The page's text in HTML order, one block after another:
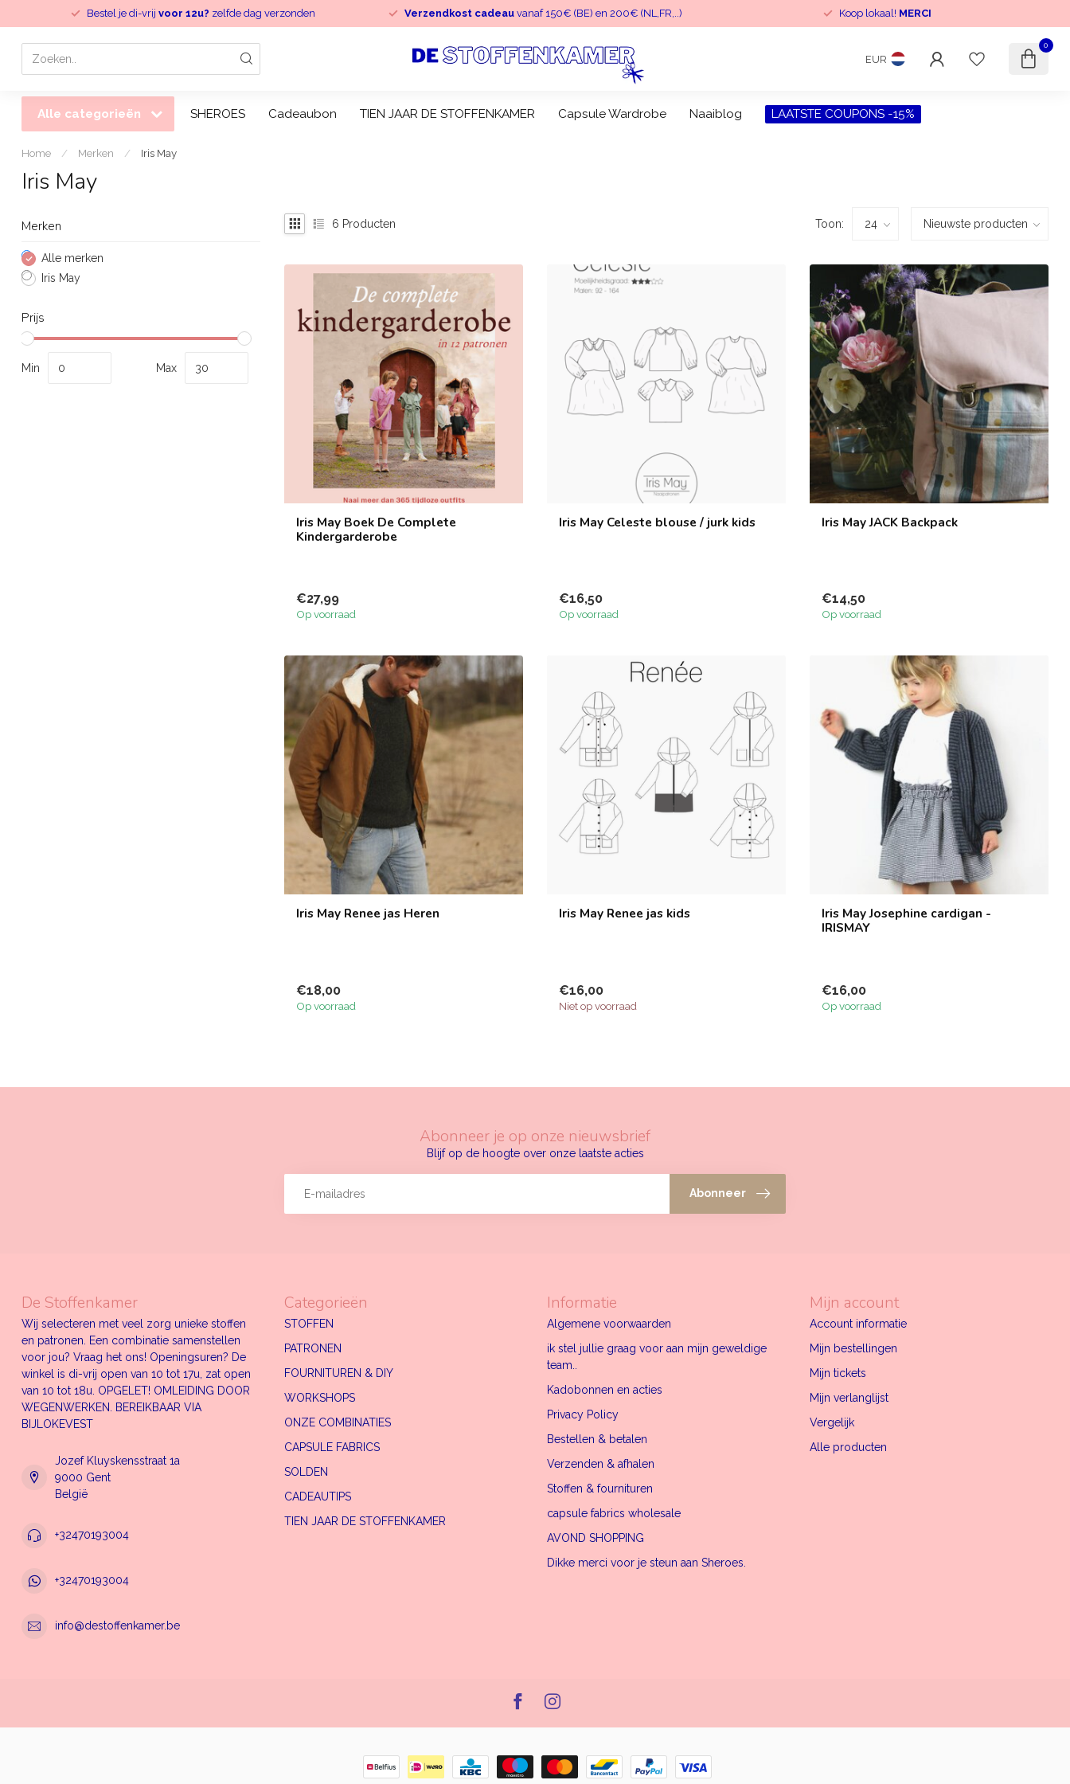
Bestel je di-vrij voor 12u? zelfde dag verzonden Verzendkost cadeauvanaf 150€ (BE) en 200€ (NL,FR,..) Koop lokaal! MERCI
EUR
0
Alle categorieën SHEROES Cadeaubon TIEN JAAR DE STOFFENKAMER Capsule Wardrobe Naaiblog LAATSTE COUPONS -15%
Home / Merken / Iris May
Iris May
Merken
Alle merken
Iris May
Prijs
Min Max
6 Producten Toon:
Iris May Boek De Complete
Kindergarderobe
€27,99
Op voorraad
Iris May Celeste blouse / jurk kids
€16,50
Op voorraad
Iris May JACK Backpack
€14,50
Op voorraad
Iris May Renee jas Heren
€18,00
Op voorraad
Iris May Renee jas kids
€16,00
Niet op voorraad
Iris May Josephine cardigan -
IRISMAY
€16,00
Op voorraad
Abonneer je op onze nieuwsbrief
Blijf op de hoogte over onze laatste acties
Abonneer
De Stoffenkamer
Wij selecteren met veel zorg unieke stoffen
en patronen. Een combinatie samenstellen
voor jou? Vraag het ons! Openingsuren? De
winkel is di-vrij open van 10 tot 17u, zat open
van 10 tot 18u. OPGELET! OMLEIDING DOOR
WEGENWERKEN. BEREIKBAAR VIA
BIJLOKEVEST
Jozef Kluyskensstraat 1a
9000 Gent
België
+32470193004
+32470193004
info@destoffenkamer.be
Categorieën
STOFFEN
PATRONEN
FOURNITUREN & DIY
WORKSHOPS
ONZE COMBINATIES
CAPSULE FABRICS
SOLDEN
CADEAUTIPS
TIEN JAAR DE STOFFENKAMER
Informatie
Algemene voorwaarden
ik stel jullie graag voor aan mijn geweldige
team..
Kadobonnen en acties
Privacy Policy
Bestellen & betalen
Verzenden & afhalen
Stoffen & fournituren
capsule fabrics wholesale
AVOND SHOPPING
Dikke merci voor je steun aan Sheroes.
Mijn account
Account informatie
Mijn bestellingen
Mijn tickets
Mijn verlanglijst
Vergelijk
Alle producten